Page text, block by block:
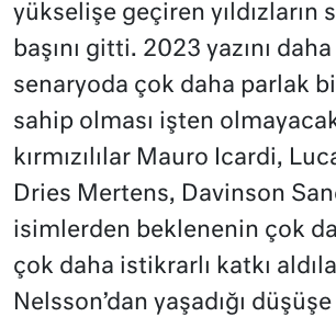
yükselişe geçiren yıldızların
başını gitti. 2023 yazını
senaryoda çok daha parlak
sahip olması işten
kırmızılılar Mauro Icardi,
Dries Mertens, Davinson
isimlerden beklenenin çok
çok daha istikrarlı katkı
Nelsson’dan yaşadığı